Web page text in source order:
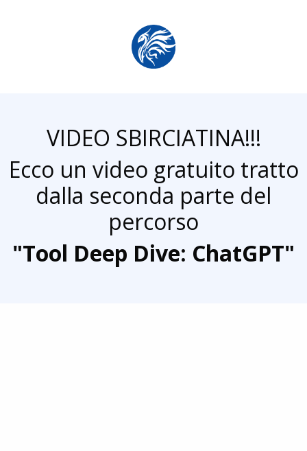
VIDEO SBIRCIATINA!!!
Ecco un video gratuito tratto
dalla seconda parte del
percorso
"Tool Deep Dive: ChatGPT"